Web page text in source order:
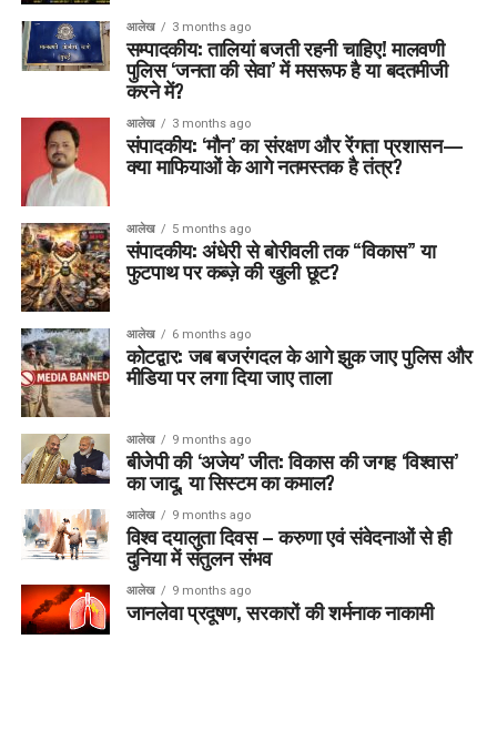
आलेख 3 months ago
सम्पादकीय: तालियां बजती रहनी चाहिए! मालवणी
पुलिस ‘जनता की सेवा’ में मसरूफ है या बदतमीजी
करने में?
आलेख 3 months ago
संपादकीय: ‘मौन’ का संरक्षण और रेंगता प्रशासन—
क्या माफियाओं के आगे नतमस्तक है तंत्र?
आलेख 5 months ago
संपादकीय: अंधेरी से बोरीवली तक “विकास” या
फुटपाथ पर कब्ज़े की खुली छूट?
आलेख 6 months ago
कोटद्वार: जब बजरंगदल के आगे झुक जाए पुलिस और
मीडिया पर लगा दिया जाए ताला
आलेख 9 months ago
बीजेपी की ‘अजेय’ जीत: विकास की जगह ‘विश्वास’
का जादू, या सिस्टम का कमाल?
आलेख 9 months ago
विश्व दयालुता दिवस – करुणा एवं संवेदनाओं से ही
दुनिया में संतुलन संभव
आलेख 9 months ago
जानलेवा प्रदूषण, सरकारों की शर्मनाक नाकामी